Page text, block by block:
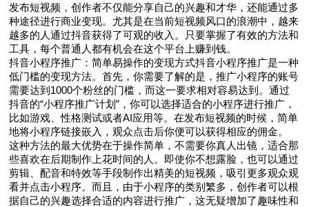
发布短视频，创作者不仅能分享自己的兴趣和才华，还能通过多
种途径进行商业变现。尤其是在当前短视频风口的浪潮中，越来
越多的人通过抖音获得了可观的收入。只要掌握了有效的方法和
工具，每个普通人都有机会在这个平台上赚到钱。
抖音小程序推广：简单易操作的变现方式抖音小程序推广是一种
低门槛的变现方法。首先，你需要了解的是，推广小程序的账号
需要达到1000个粉丝的门槛，而这一要求相对容易达到。通过
抖音的“小程序推广计划”，你可以选择适合的小程序进行推广，
比如游戏、性格测试或者AI应用等。在发布短视频的时候，简单
地将小程序链接嵌入，观众点击后你便可以获得相应的佣金。
这种方法的最大优势在于操作简单，不需要你真人出镜，适合那
些喜欢在后期制作上花时间的人。即使你不想露脸，也可以通过
剪辑、配音和特效等手段制作出精美的短视频，吸引更多观众观
看并点击小程序。而且，由于小程序的类别繁多，创作者可以根
据自己的兴趣选择合适的内容进行推广，这无疑增加了趣味性和